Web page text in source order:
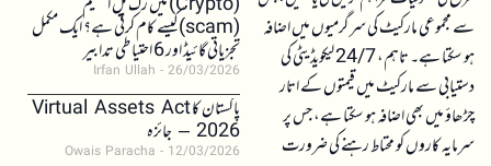
سے مجموعی مارکیٹ کی سرگرمیوں میں اضافہ
ہو سکتا ہے۔ تاہم، 24/7 لیکویڈیٹی کی
دستیابی سے مارکیٹ میں قیمتوں کے اتار
چڑھاؤ میں بھی اضافہ ہو سکتا ہے، جس پر
سرمایہ کاروں کو محتاط رہنے کی ضرورت
(scam)کیسے کام کرتی ہے؟ ایک مکمل
تجزیاتی گائیڈ اور 6 احتیاطی تدابیر
Irfan Ullah 26/03/2026
پاکستان کا Virtual Assets Act
2026 – جائزہ
Owais Paracha 12/03/2026